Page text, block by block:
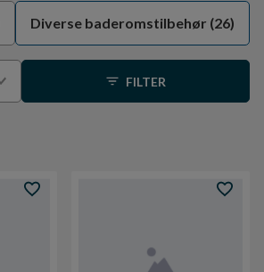
Diverse baderomstilbehør (26)
FILTER